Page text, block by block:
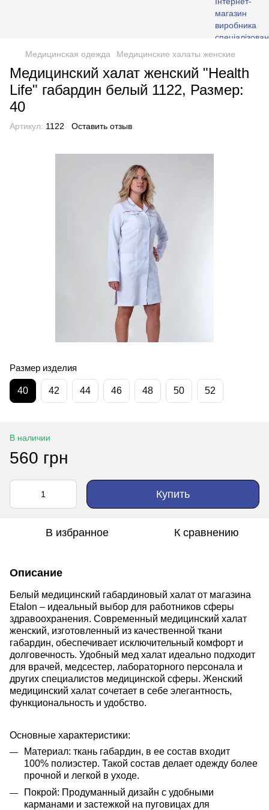
Медицинская одежда Медицинские халаты женские
Медицинский халат женский "Health
Life" габардин белый 1122, Размер:
40
Артикул: 1122 Оставить отзыв
Размер изделия
40 42 44 46 48 50 52
В наличии
560 грн
Купить
В избранное К сравнению
Описание
Белый медицинский габардиновый халат от магазина
Etalon – идеальный выбор для работников сферы
здравоохранения. Современный медицинский халат
женский, изготовленный из качественной ткани
габардин, обеспечивает исключительный комфорт и
долговечность. Удобный мед халат идеально подходит
для врачей, медсестер, лабораторного персонала и
других специалистов медицинской сферы. Женский
медицинский халат сочетает в себе элегантность,
функциональность и удобство.
Основные характеристики:
Материал: ткань габардин, в ее состав входит
100% полиэстер. Такой состав делает одежду более
прочной и легкой в уходе.
Покрой: Продуманный дизайн с удобными
карманами и застежкой на пуговицах для